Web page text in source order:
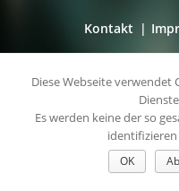
Kontakt
© 2026 - Beatrice
Diese Webseite
Es werden keine der so
OK